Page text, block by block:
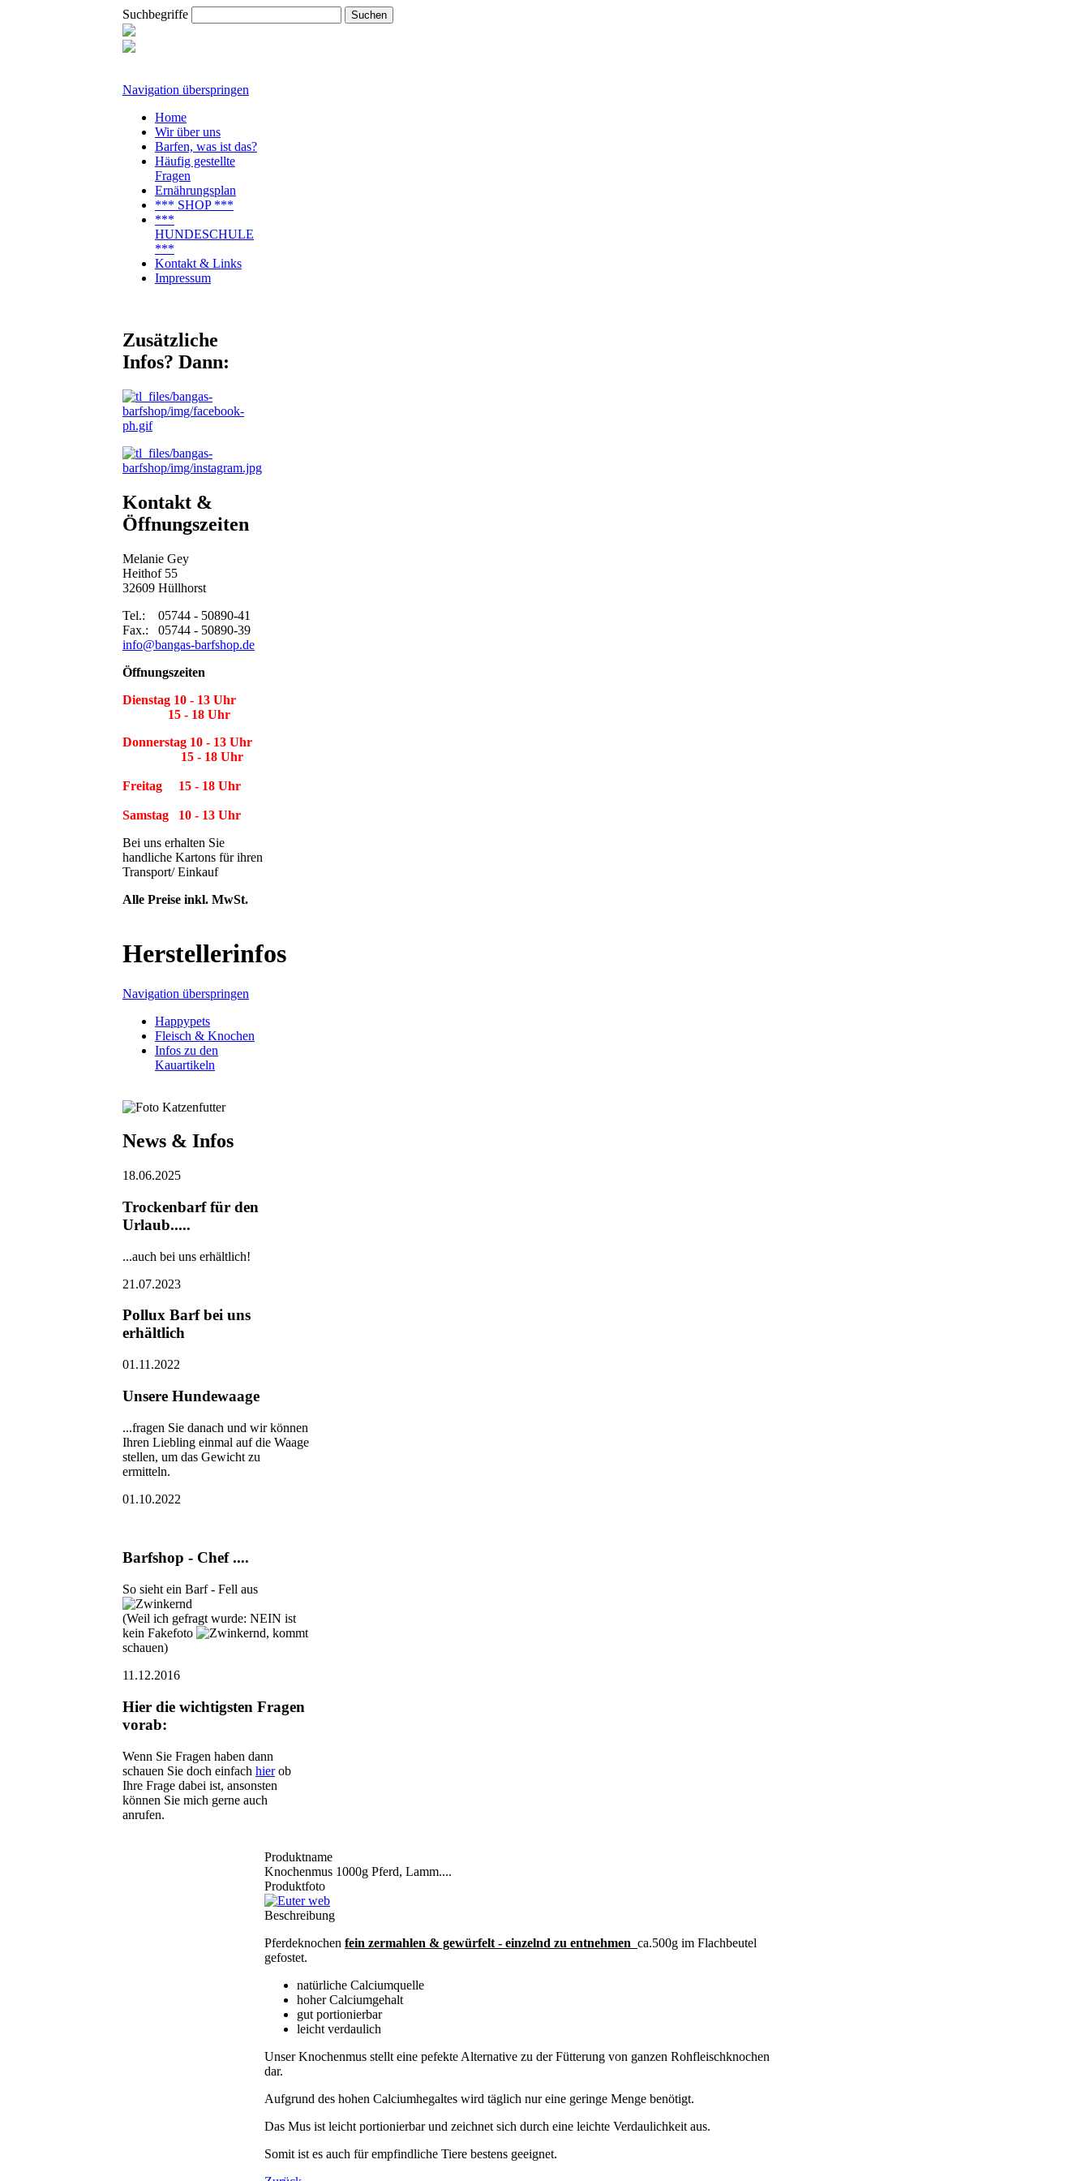
Suchbegriffe
Navigation überspringen
Home
Wir über uns
Barfen, was ist das?
Häufig gestellte
Fragen
Ernährungsplan
*** SHOP ***
***
HUNDESCHULE
***
Kontakt & Links
Impressum
Zusätzliche
Infos? Dann:
Kontakt &
Öffnungszeiten
Melanie Gey
Heithof 55
32609 Hüllhorst
Tel.: 05744 - 50890-41
Fax.: 05744 - 50890-39
info@bangas-barfshop.de
Öffnungszeiten
Dienstag 10 - 13 Uhr
15 - 18 Uhr
Donnerstag 10 - 13 Uhr
15 - 18 Uhr
Freitag 15 - 18 Uhr
Samstag 10 - 13 Uhr
Bei uns erhalten Sie
handliche Kartons für ihren
Transport/ Einkauf
Alle Preise inkl. MwSt.
Herstellerinfos
Navigation überspringen
Happypets
Fleisch & Knochen
Infos zu den
Kauartikeln
News & Infos
18.06.2025
Trockenbarf für den
Urlaub.....
...auch bei uns erhältlich!
21.07.2023
Pollux Barf bei uns
erhältlich
01.11.2022
Unsere Hundewaage
...fragen Sie danach und wir können
Ihren Liebling einmal auf die Waage
stellen, um das Gewicht zu
ermitteln.
01.10.2022
Barfshop - Chef ....
So sieht ein Barf - Fell aus
(Weil ich gefragt wurde: NEIN ist
kein Fakefoto
, kommt
schauen)
11.12.2016
Hier die wichtigsten Fragen
vorab:
Wenn Sie Fragen haben dann
schauen Sie doch einfach hierob
Ihre Frage dabei ist, ansonsten
können Sie mich gerne auch
anrufen.
Produktname
Knochenmus 1000g Pferd, Lamm....
Produktfoto
Beschreibung
Pferdeknochen fein zermahlen & gewürfelt - einzelnd zu entnehmen ca.500g im Flachbeutel
gefostet.
natürliche Calciumquelle
hoher Calciumgehalt
gut portionierbar
leicht verdaulich
Unser Knochenmus stellt eine pefekte Alternative zu der Fütterung von ganzen Rohfleischknochen
dar.
Aufgrund des hohen Calciumhegaltes wird täglich nur eine geringe Menge benötigt.
Das Mus ist leicht portionierbar und zeichnet sich durch eine leichte Verdaulichkeit aus.
Somit ist es auch für empfindliche Tiere bestens geeignet.